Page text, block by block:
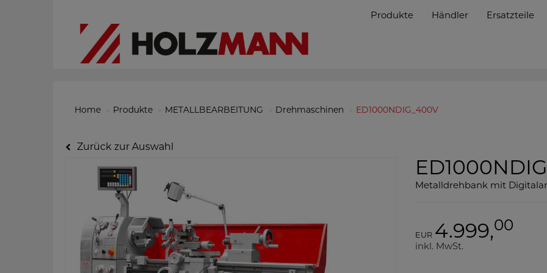
Produkte Händler Ersatzteile
Home Produkte METALLBEARBEITUNG Drehmaschinen ED1000NDIG_400V
Zurück zur Auswahl
Metalldrehbank mit
EUR 4.999,00
inkl. MwSt.